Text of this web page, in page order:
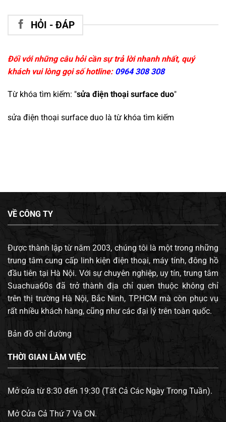
HỎI - ĐÁP
Đối với những câu hỏi cần sự trả lời nhanh nhất, quý
khách vui lòng gọi số hotline: 0964 308 308
Từ khóa tìm kiếm: "sửa điện thoại surface duo"
sửa điện thoại surface duo là từ khóa tìm kiếm
VỀ CÔNG TY
Được thành lập từ năm 2003, chúng tôi là một trong những
trung tâm cung cấp linh kiện điện thoại, máy tính, đông hồ
đầu tiên tại Hà Nội. Với sự chuyên nghiệp, uy tín, trung tâm
Suachua60s đã trở thành địa chỉ quen thuộc không chỉ
trên thị trường Hà Nội, Bắc Ninh, TP.HCM mà còn phục vụ
rất nhiều khách hàng, cũng như các đại lý trên toàn quốc.
Bản đồ chỉ đường
THỜI GIAN LÀM VIỆC
Mở cửa từ 8:30 đến 19:30 (Tất Cả Các Ngày Trong Tuần).
Mở Cửa Cả Thứ 7 Và CN.